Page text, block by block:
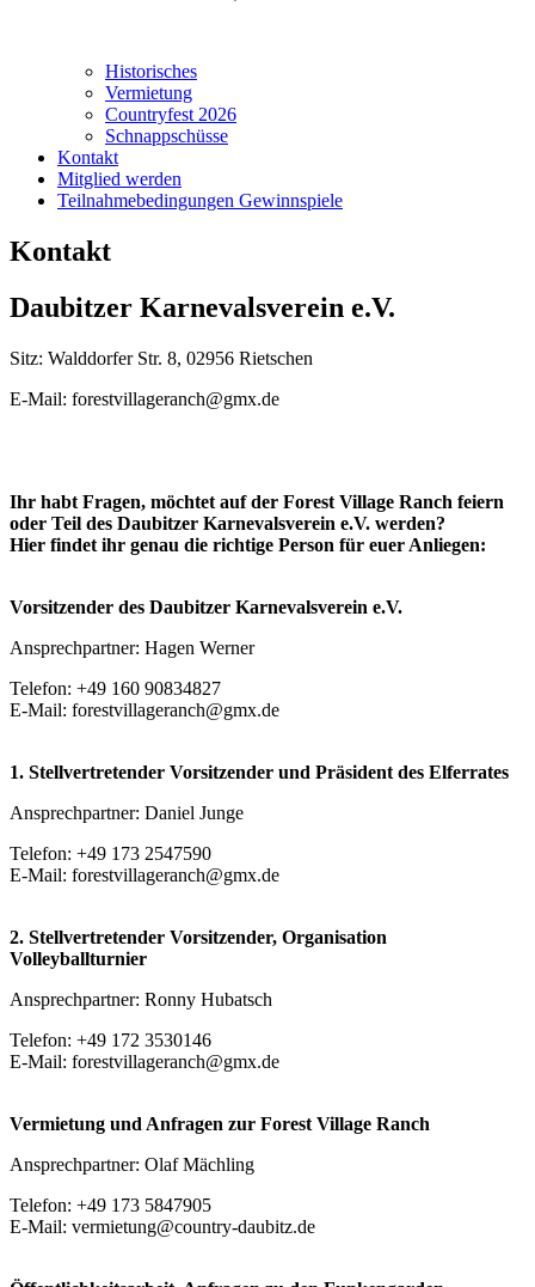
Historisches
Vermietung
Countryfest 2026
Schnappschüsse
Kontakt
Mitglied werden
Teilnahmebedingungen Gewinnspiele
Kontakt
Daubitzer Karnevalsverein e.V.
Sitz: Walddorfer Str. 8, 02956 Rietschen
E-Mail: forestvillageranch@gmx.de
Ihr habt Fragen, möchtet auf der Forest Village Ranch feiern
oder Teil des Daubitzer Karnevalsverein e.V. werden?
Hier findet ihr genau die richtige Person für euer Anliegen:
Vorsitzender des Daubitzer Karnevalsverein e.V.
Ansprechpartner: Hagen Werner
Telefon: +49 160 90834827
E-Mail: forestvillageranch@gmx.de
1. Stellvertretender Vorsitzender und Präsident des Elferrates
Ansprechpartner: Daniel Junge
Telefon: +49 173 2547590
E-Mail: forestvillageranch@gmx.de
2. Stellvertretender Vorsitzender, Organisation
Volleyballturnier
Ansprechpartner: Ronny Hubatsch
Telefon: +49 172 3530146
E-Mail: forestvillageranch@gmx.de
Vermietung und Anfragen zur Forest Village Ranch
Ansprechpartner: Olaf Mächling
Telefon: +49 173 5847905
E-Mail: vermietung@country-daubitz.de